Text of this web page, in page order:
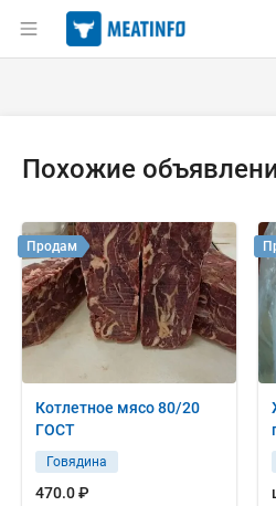
Раздел навигации по
Похожие
Котлетное мясо 80/20
ГОСТ
Говядина
470.0 ₽
Продам